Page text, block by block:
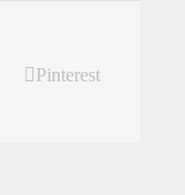
Pinterest